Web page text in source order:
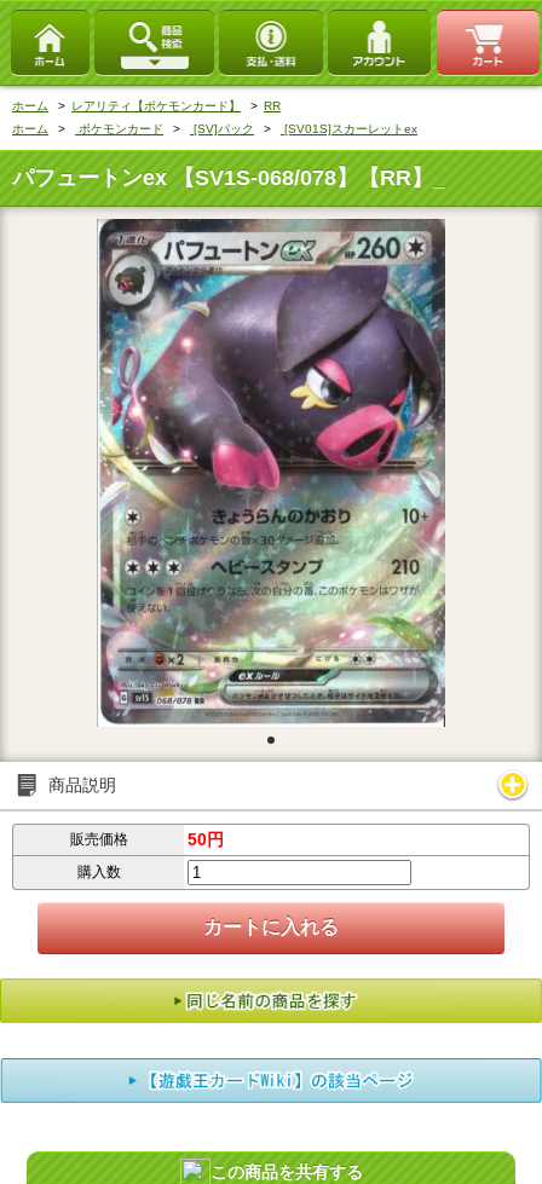
ホーム > レアリティ【ポケモンカード】 > RR
ホーム
> ポケモンカード > [SV]パック > [SV01S]スカーレットex
パフュートンex 【SV1S-068/078】【RR】_
商品説明
販売価格 50円
購入数
この商品を共有する